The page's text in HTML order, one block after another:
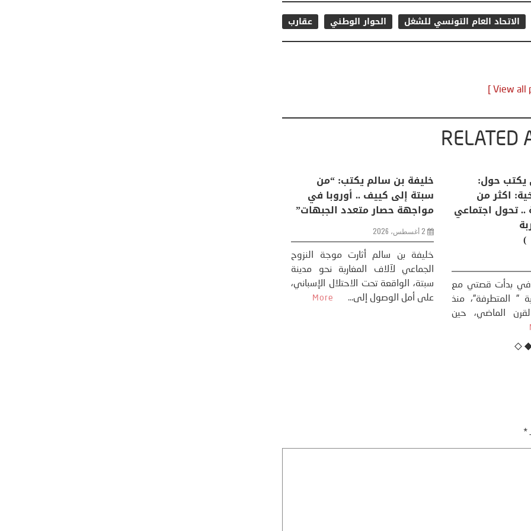
الاتحاد العام التونسي للشغل الحوار الوطني عقارب
RELATED
منذر بالضيافي يكتب حول:
التغيرات المناخية: اكثر من
ظاهرة طبيعية .. تحول اجتماعي
وحضاري ( مقاربة
سوسيولوجية )
23 يوليو، 2026
كتب: منذر بالضيافي بدأت قصتي مع
التغييرات المناخية ” المتطرفة”، منذ
.. كيف
والعالم؟
** المنعطف
السوسيولوجي،
القوة عالميًا، **
تاريخ...
More
*